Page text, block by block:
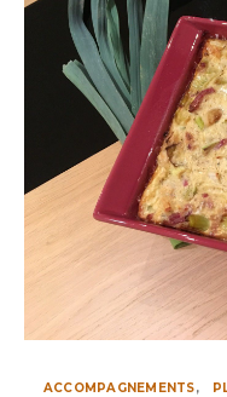
ACCOMPAGNEMENTS